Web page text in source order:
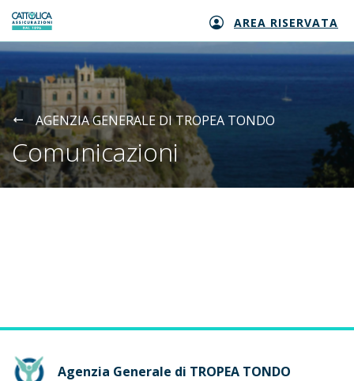
Generali logo AREA RISERVATA
AGENZIA GENERALE DI TROPEA TONDO
Comunicazioni
Agenzia Generale di TROPEA TONDO